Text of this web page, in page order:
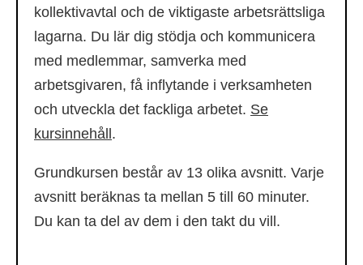
kollektivavtal och de viktigaste arbetsrättsliga
lagarna. Du lär dig stödja och kommunicera
med medlemmar, samverka med
arbetsgivaren, få inflytande i verksamheten
och utveckla det fackliga arbetet. Se
kursinnehåll .
Grundkursen består av 13 olika avsnitt. Varje
avsnitt beräknas ta mellan 5 till 60 minuter.
Du kan ta del av dem i den takt du vill.